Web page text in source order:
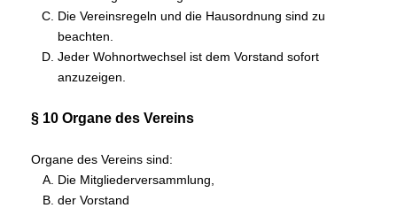
Die Vereinsregeln und die Hausordnung sind zu
beachten.
Jeder Wohnortwechsel ist dem Vorstand sofort
anzuzeigen.
§ 10 Organe des Vereins
Organe des Vereins sind:
Die Mitgliederversammlung,
der Vorstand